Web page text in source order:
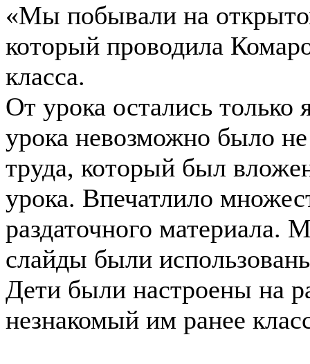
«Мы побывали на
который проводила
класса.
От урока остались только
урока невозможно было
труда, который был
урока. Впечатлило
раздаточного материала.
слайды были
Дети были настроены на
незнакомый им ранее